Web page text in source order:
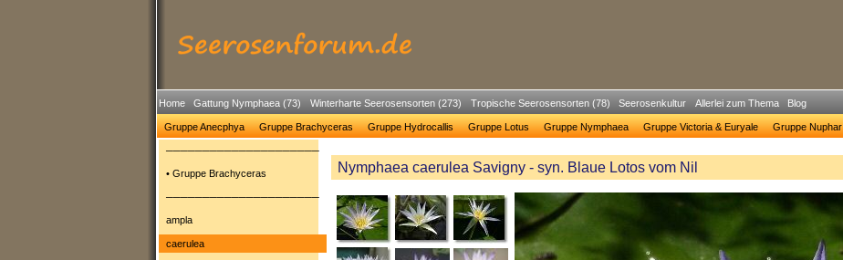
Home Gattung Nymphaea (73) Winterharte Seerosensorten (273) Tropische Seerosensorten (78) Seerosenkultur Allerlei zum Thema Blog
Gruppe Anecphya Gruppe Brachyceras Gruppe Hydrocallis Gruppe Lotus Gruppe Nymphaea Gruppe Victoria & Euryale Gruppe Nuphar
Nymphaea caerulea Savigny - syn. Blaue Lotos vom Nil
─────────────────────
• Gruppe Brachyceras
─────────────────────
ampla
caerulea